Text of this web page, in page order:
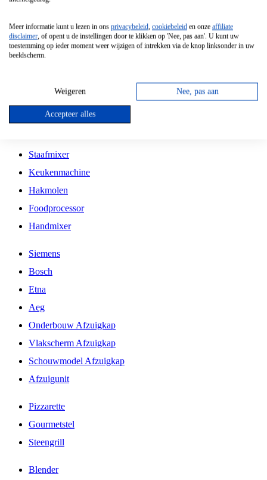
Vrijstaande Magnetron
Vrijstaande Kookplaat
Inbouw Gaskookplaat
Inbouw Keramische Kookplaat
Kookplaat Accessoires
Staafmixer
Keukenmachine
Hakmolen
Foodprocessor
Handmixer
Siemens
Bosch
Etna
Aeg
Onderbouw Afzuigkap
Vlakscherm Afzuigkap
Schouwmodel Afzuigkap
Afzuigunit
Pizzarette
Gourmetstel
Steengrill
Blender
Meer informatie kunt u lezen in ons privacybeleid, cookiebeleid en onze affiliate
disclaimer, of opent u de instellingen door te klikken op 'Nee, pas aan'. U kunt uw
toestemming op ieder moment weer wijzigen of intrekken via de knop linksonder in uw
beeldscherm.
Weigeren Nee, pas aan
Accepteer alles